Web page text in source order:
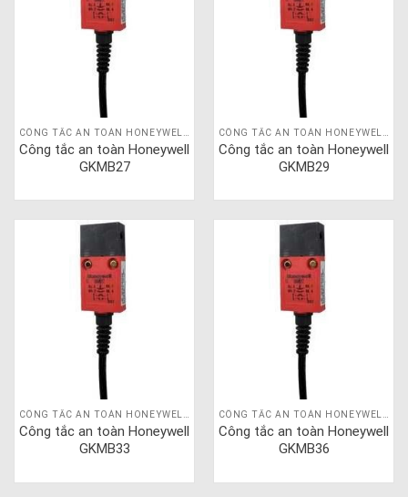
Công tắc an toàn Honeywell
GKMB27
Công tắc an toàn Honeywell
GKMB29
Công tắc an toàn Honeywell
GKMB33
Công tắc an toàn Honeywell
GKMB36